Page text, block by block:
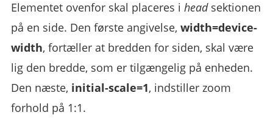
Elementet ovenfor skal placeres iheadsektionen
på en side. Den første angivelse,width=device-
width, fortæller at bredden for siden, skal være
lig den bredde, som er tilgængelig på enheden.
Den næste, initial-scale=1, indstiller zoom
forhold på 1:1.